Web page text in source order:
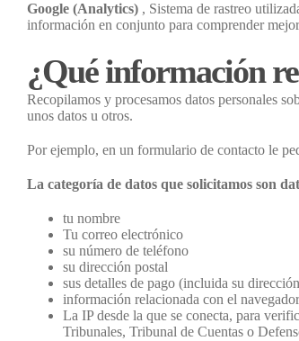
Google (Analytics) , Sistema de rastreo
información en conjunto para comprender
¿Qué información
Recopilamos y procesamos datos personales
unos datos u otros.
Por ejemplo, en un formulario de contacto le
La categoría de datos que solicitamos son
tu nombre
Tu correo electrónico
su número de teléfono
su dirección postal
sus detalles de pago (incluida su
información relacionada con el
La IP desde la que se conecta, para
Tribunales, Tribunal de Cuentas o